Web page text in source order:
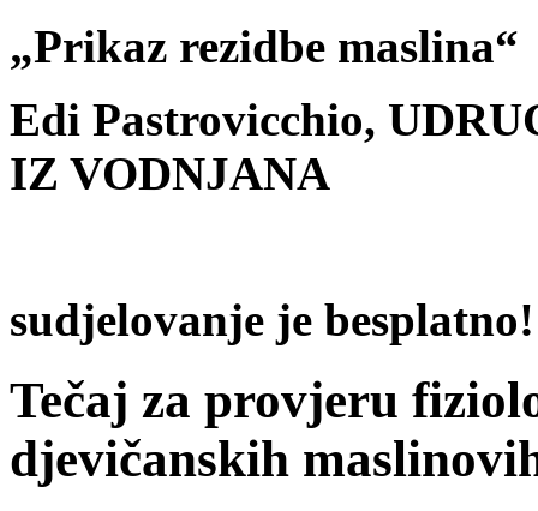
„Prikaz rezidbe maslina“
Edi Pastrovicchio,
IZ VODNJANA
sudjelovanje je besplatno!
Tečaj za provjeru
djevičanskih